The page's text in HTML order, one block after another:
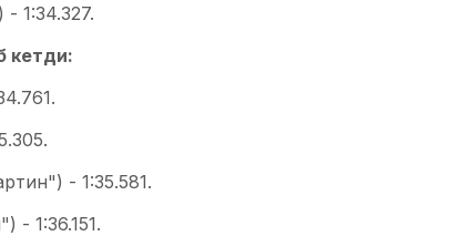
1:34.327.
кетди:
- 1:35.581.
- 1:36.151.